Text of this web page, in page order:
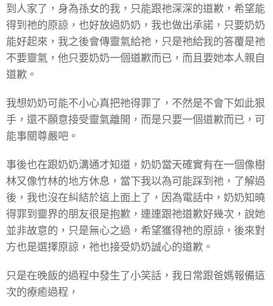
到人家了，身為孫女的我，只能跟祂深深的道歉，希望能
得到祂的原諒，也好放過奶奶，我也做出承諾，只要奶奶
能好起來，我之後會傳靈氣給祂，只是祂給我的答覆是祂
不要靈氣，他只要奶奶一個道歉而已，而且要她本人親自
道歉。
我想奶奶可能不小心真把祂得罪了，不然是不會下如此狠
手，還不願意接受靈氣離開，而是只要一個道歉而已，可
能事關尊嚴吧。
事後也在跟奶奶溝通才知道，奶奶當天確實有在一個像樹
林又像竹林的地方休息，當下我以為可能踩到祂，了解過
後，我也沒在糾結於這上面上了，因為電話中，奶奶知曉
得罪到靈界的朋友很是抱歉，連連跟祂道歉好幾次，說她
並非故意的，只是無心之過，希望獲得祂的原諒，後來對
方也是選擇原諒，祂也接受奶奶誠心的道歉。
只是在晚飯的過程中發生了小笑話，我日常跟爸媽報備這
次的療癒過程，